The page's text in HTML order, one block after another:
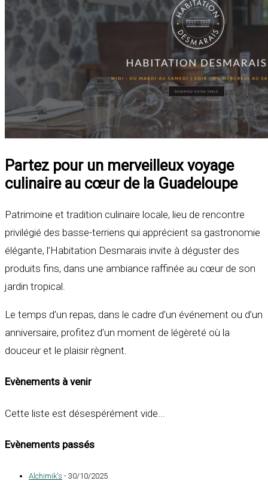
Partez pour un merveilleux voyage
culinaire au cœur de la Guadeloupe
Patrimoine et tradition culinaire locale, lieu de rencontre
privilégié des basse-terriens qui apprécient sa gastronomie
élégante, l’Habitation Desmarais invite à déguster des
produits fins, dans une ambiance raffinée au cœur de son
jardin tropical.
Le temps d’un repas, dans le cadre d’un événement ou d’un
anniversaire, profitez d’un moment de légèreté où la
douceur et le plaisir règnent.
Evènements à venir
Cette liste est désespérément vide...
Evènements passés
Alchimik's - 30/10/2025